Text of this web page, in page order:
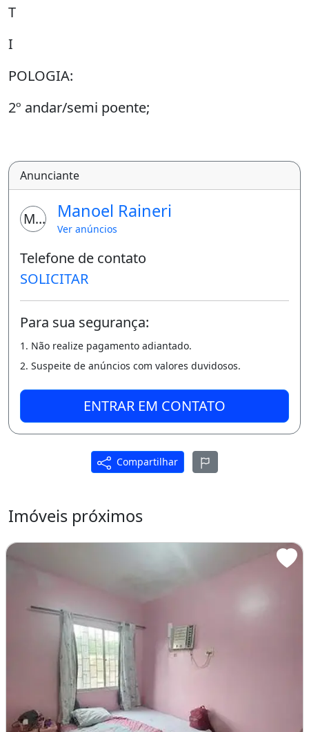
I
POLOGIA:
2º andar/semi poente;
02 Quartos;
Wc Social;
Área de Serviço;
02 vagas de Garagem;
Apenas R$ 60 Mil Reais + Parcelas de R$ 294
por mês.(Saldo Devedor 28 Mil)
Guarita 24hrs;
Câmeras de Videomonitoramento;
E muito mais;
Bloco Logo no Início do Conjunto;
Excelente Localização;
Próximo ao Centro de Treinamento do
Hospital Delphina Aziz.
Fácil acesso ao Centro, Ponta Negra e
Aeroporto, e demais zonas da cidade.
Inf 9.8.4.6.3.5.9.6.2 (wtts ou ligue)
Siga o Instagram @imoveismanaus092 e veja
mais imóveis como este!!!
Área de serviço
MR Manoel Raineri
Telefone de contato
2. Suspeite de anúncios com valores duvidosos.
ENTRAR EM CONTATO